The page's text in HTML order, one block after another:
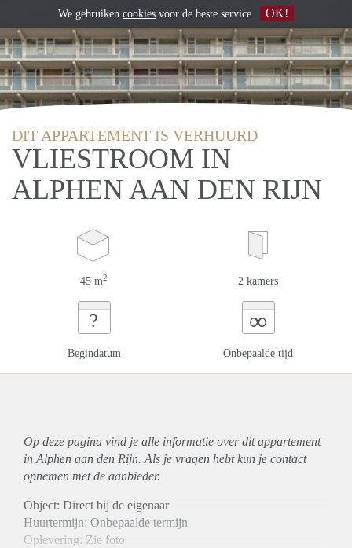
DIT APPARTEMENT IS VERHUURD
VLIESTROOM IN
ALPHEN AAN DEN RIJN
45 m2 2 kamers
?
Begindatum
∞
Onbepaalde tijd
Op deze pagina vind je alle informatie over ditappartement
in Alphen aan den Rijn. Als je vragen hebt kun je contact
opnemen met de aanbieder.
Object: Direct bij de eigenaar
Huurtermijn: Onbepaalde termijn
Oplevering: Zie foto
We gebruiken cookies voor de beste service OK!